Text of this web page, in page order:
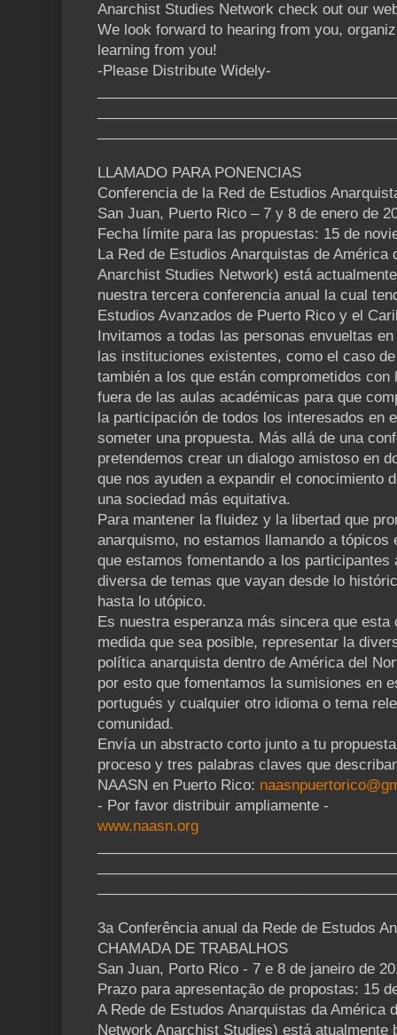
Anarchist Studies Network check out our
We look forward to hearing from you,
learning from you!
-Please Distribute Widely-
LLAMADO PARA PONENCIAS
Conferencia de la Red de Estudios
San Juan, Puerto Rico – 7 y 8 de enero de
Fecha límite para las propuestas: 15 de
La Red de Estudios Anarquistas de América
Anarchist Studies Network) está
nuestra tercera conferencia anual la cual
Estudios Avanzados de Puerto Rico y el
Invitamos a todas las personas envueltas
las instituciones existentes, como el caso
también a los que están comprometidos
fuera de las aulas académicas para que
la participación de todos los interesados en
someter una propuesta. Más allá de una
pretendemos crear un dialogo amistoso en
que nos ayuden a expandir el conocimiento
una sociedad más equitativa.
Para mantener la fluidez y la libertad que
anarquismo, no estamos llamando a
que estamos fomentando a los participantes
diversa de temas que vayan desde lo
hasta lo utópico.
Es nuestra esperanza más sincera que esta
medida que sea posible, representar la
política anarquista dentro de América del
por esto que fomentamos la sumisiones en
portugués y cualquier otro idioma o tema
comunidad.
Envía un abstracto corto junto a tu
proceso y tres palabras claves que
NAASN en Puerto Rico:
- Por favor distribuir ampliamente -
www.naasn.org
3a Conferência anual da Rede de Estudos
CHAMADA DE TRABALHOS
San Juan, Porto Rico - 7 e 8 de janeiro de
Prazo para apresentação de propostas: 15
A Rede de Estudos Anarquistas da América
Network Anarchist Studies) está atualmente